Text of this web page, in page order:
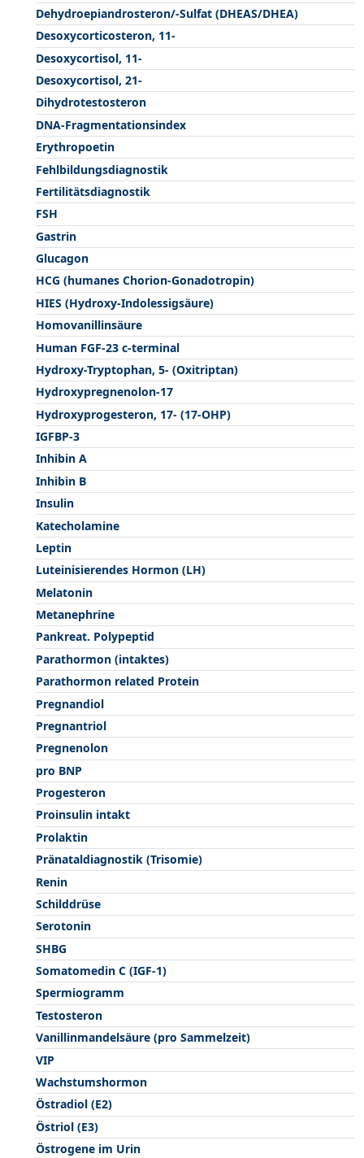
Dehydroepiandrosteron/-Sulfat (DHEAS/DHEA)
Desoxycorticosteron, 11-
Desoxycortisol, 11-
Desoxycortisol, 21-
Dihydrotestosteron
DNA-Fragmentationsindex
Erythropoetin
Fehlbildungsdiagnostik
Fertilitätsdiagnostik
FSH
Gastrin
Glucagon
HCG (humanes Chorion-Gonadotropin)
HIES (Hydroxy-Indolessigsäure)
Homovanillinsäure
Human FGF-23 c-terminal
Hydroxy-Tryptophan, 5- (Oxitriptan)
Hydroxypregnenolon-17
Hydroxyprogesteron, 17- (17-OHP)
IGFBP-3
Inhibin A
Inhibin B
Insulin
Katecholamine
Leptin
Luteinisierendes Hormon (LH)
Melatonin
Metanephrine
Pankreat. Polypeptid
Parathormon (intaktes)
Parathormon related Protein
Pregnandiol
Pregnantriol
Pregnenolon
pro BNP
Progesteron
Proinsulin intakt
Prolaktin
Pränataldiagnostik (Trisomie)
Renin
Schilddrüse
Serotonin
SHBG
Somatomedin C (IGF-1)
Spermiogramm
Testosteron
Vanillinmandelsäure (pro Sammelzeit)
VIP
Wachstumshormon
Östradiol (E2)
Östriol (E3)
Östrogene im Urin